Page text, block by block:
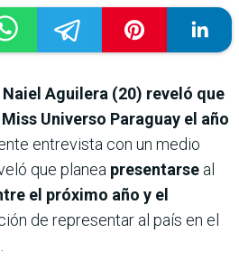
Naiel Aguilera (20) reveló que
Universo Paraguay el año
entrevista con un medio
que planea presentarse al
el próximo año y el
de representar al país en el